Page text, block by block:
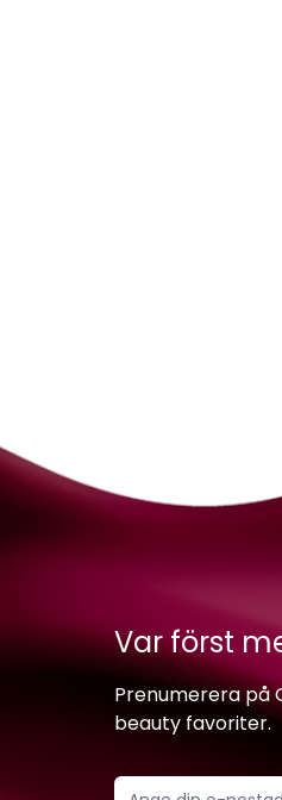
Var först
Prenumerera på
beauty favoriter.